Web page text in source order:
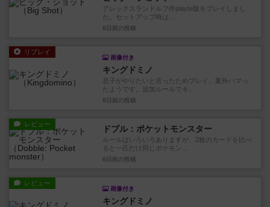
アレックスランドルフ作playte版をプレイしまし
た。セットアップ時は...
6日前 の投稿
リプレイ
画像付き
キングドミノ
息子がやりたいと言ったためプレイ。案外ハマっ
たようです。追加ルールでキ...
6日前 の投稿
レビュー ドブル：ポケットモンスター
ルールはいろいろありますが、2枚のカードを比べ
ると一匹だけ同じポケモン...
6日前 の投稿
レビュー
画像付き
キングドミノ